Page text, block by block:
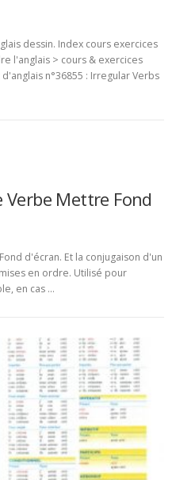
dessin. Index cours exercices
l'anglais > cours & exercices
n°36855 : Irregular Verbs
Verbe Mettre Fond
d'écran. Et la conjugaison d'un
en ordre. Utilisé pour
en cas …